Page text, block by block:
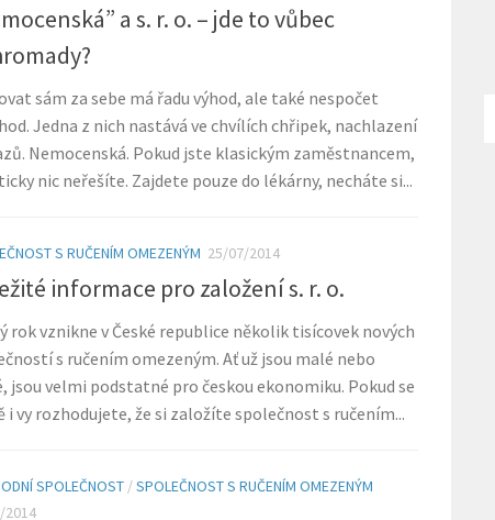
a s. r. o. – jde to vůbec
sám za sebe má řadu výhod, ale také nespočet
Jedna z nich nastává ve chvílích chřipek, nachlazení
Nemocenská. Pokud jste klasickým zaměstnancem,
nic neřešíte. Zajdete pouze do lékárny, necháte si...
S RUČENÍM OMEZENÝM 25/07/2014
informace pro založení s. r. o.
rok vznikne v České republice několik tisícovek nových
s ručením omezeným. Ať už jsou malé nebo
jsou velmi podstatné pro českou ekonomiku. Pokud se
i vy rozhodujete, že si založíte společnost s ručením...
SPOLEČNOST /SPOLEČNOST S RUČENÍM OMEZENÝM
2014